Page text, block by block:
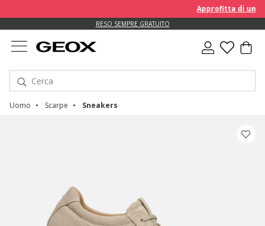
Approfitta di un
RESO SEMPRE GRATUITO
Uomo Scarpe Sneakers